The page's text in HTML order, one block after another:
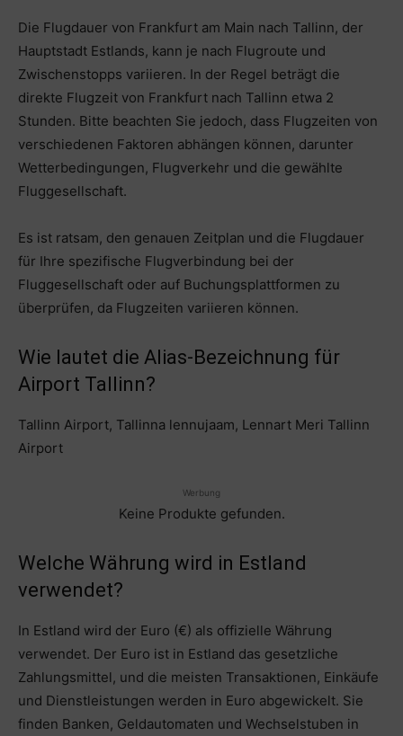
Die Flugdauer von Frankfurt am Main nach Tallinn, der
Hauptstadt Estlands, kann je nach Flugroute und
Zwischenstopps variieren. In der Regel beträgt die
direkte Flugzeit von Frankfurt nach Tallinn etwa 2
Stunden. Bitte beachten Sie jedoch, dass Flugzeiten von
verschiedenen Faktoren abhängen können, darunter
Wetterbedingungen, Flugverkehr und die gewählte
Fluggesellschaft.
Es ist ratsam, den genauen Zeitplan und die Flugdauer
für Ihre spezifische Flugverbindung bei der
Fluggesellschaft oder auf Buchungsplattformen zu
überprüfen, da Flugzeiten variieren können.
Wie lautet die Alias-Bezeichnung für
Airport Tallinn?
Tallinn Airport, Tallinna lennujaam, Lennart Meri Tallinn
Airport
Werbung
Keine Produkte gefunden.
Welche Währung wird in Estland
verwendet?
In Estland wird der Euro (€) als offizielle Währung
verwendet. Der Euro ist in Estland das gesetzliche
Zahlungsmittel, und die meisten Transaktionen, Einkäufe
und Dienstleistungen werden in Euro abgewickelt. Sie
finden Banken, Geldautomaten und Wechselstuben in